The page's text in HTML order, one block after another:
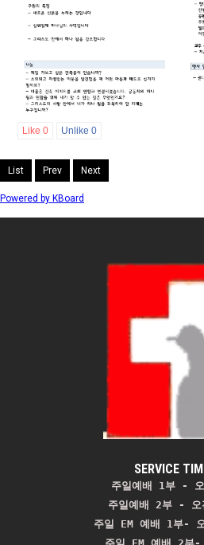
Like 0 Unlike 0
List Prev Next
Powered by KBoard
SERVICE
주일예배 1부 - 오
주일예배 2부 - 오
주일 EM 예배 1부-